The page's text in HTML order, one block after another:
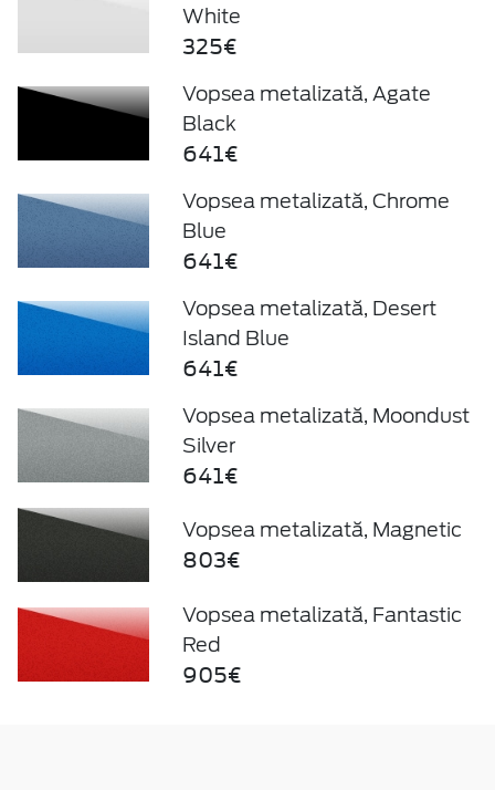
White
325€
Vopsea metalizată, Agate
Black
641€
Vopsea metalizată, Chrome
Blue
641€
Vopsea metalizată, Desert
Island Blue
641€
Vopsea metalizată, Moondust
Silver
641€
Vopsea metalizată, Magnetic
803€
Vopsea metalizată, Fantastic
Red
905€